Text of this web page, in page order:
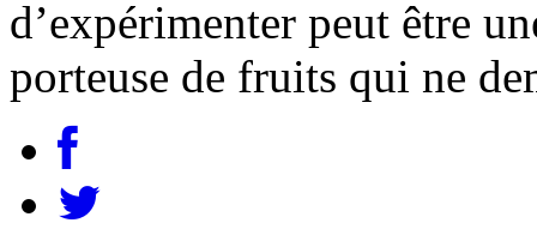
d’expérimenter peut être
porteuse de fruits qui ne